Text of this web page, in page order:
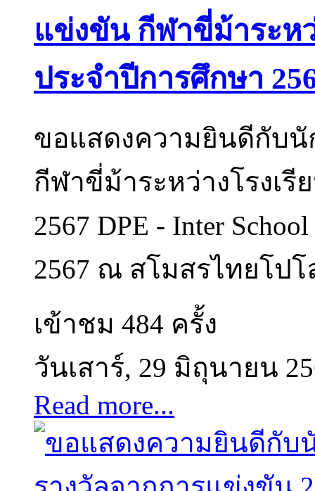
แข่งขัน กีฬาขี่ม้าระห
ประจำปีการศึกษา
ขอแสดงความยินดีกับนั
กีฬาขี่ม้าระหว่างโรงเ
2567 DPE - Inter
2567 ณ สโมสรไทยโปโ
เข้าชม 484 ครั้ง
วันเสาร์, 29 มิถุนายน
Read more...